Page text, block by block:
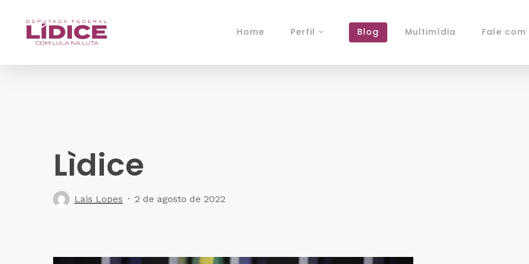
Home Perfil Blog Multimídia Fale com
Lìdice
Lais Lopes 2 de agosto de 2022